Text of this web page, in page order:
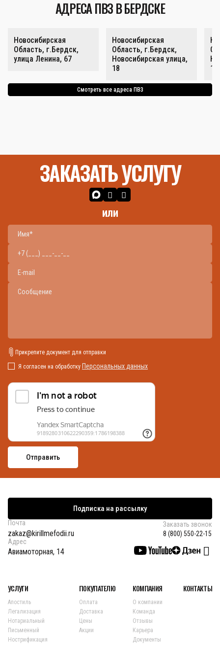
АДРЕСА ПВЗ В БЕРДСКЕ
Новосибирская
Область, г.Бердск,
улица Ленина, 67
Новосибирская
Область, г.Бердск,
Новосибирская улица,
18
18
Смотреть все адреса ПВЗ
ЗАКАЗАТЬ УСЛУГУ
или
Прикрепите документ для отправки
Я согласен на обработку Персональных данных
Подписка на рассылку
Почта
zakaz@kirillmefodii.ru
Заказать звонок
8 (800) 550-22-15
Адрес
Авиамоторная, 14
УСЛУГИ
Апостиль
Легализация
Нотариальный
Письменный
Нострификация
ПОКУПАТЕЛЮ
Оплата
Доставка
Цены
Акции
КОМПАНИЯ
О компании
Команда
Отзывы
Карьера
Документы
КОНТАКТЫ